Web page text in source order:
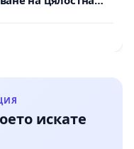
път между
искате